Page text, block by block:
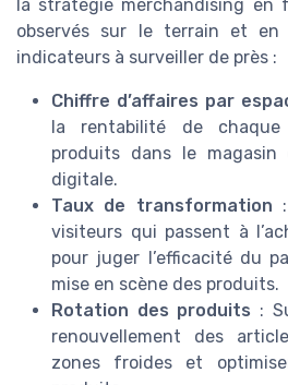
la stratégie merchandising en
observés sur le terrain et en
indicateurs à surveiller de près :
Chiffre d’affaires par
la rentabilité de chaque
produits dans le
digitale.
Taux de transformation
visiteurs qui passent à
pour juger l’efficacité du
mise en scène des produits.
Rotation des produits :
renouvellement des
zones froides et